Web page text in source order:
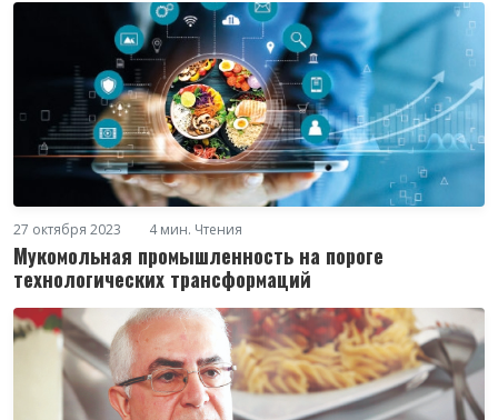
27 октября 2023 4 мин. Чтения
Мукомольная промышленность на пороге
технологических трансформаций